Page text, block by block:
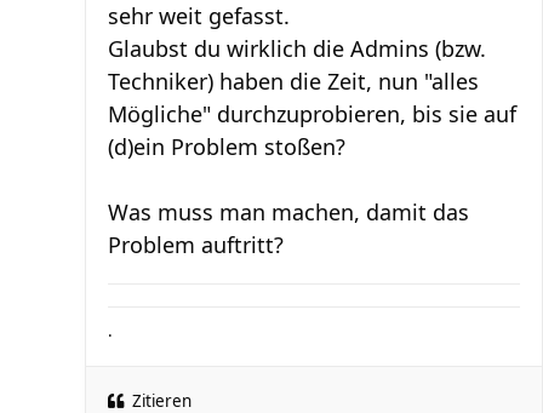
sehr weit gefasst.
Glaubst du wirklich die Admins (bzw.
Techniker) haben die Zeit, nun "alles
Mögliche" durchzuprobieren, bis sie auf
(d)ein Problem stoßen?
Was muss man machen, damit das
Problem auftritt?
.
Zitieren